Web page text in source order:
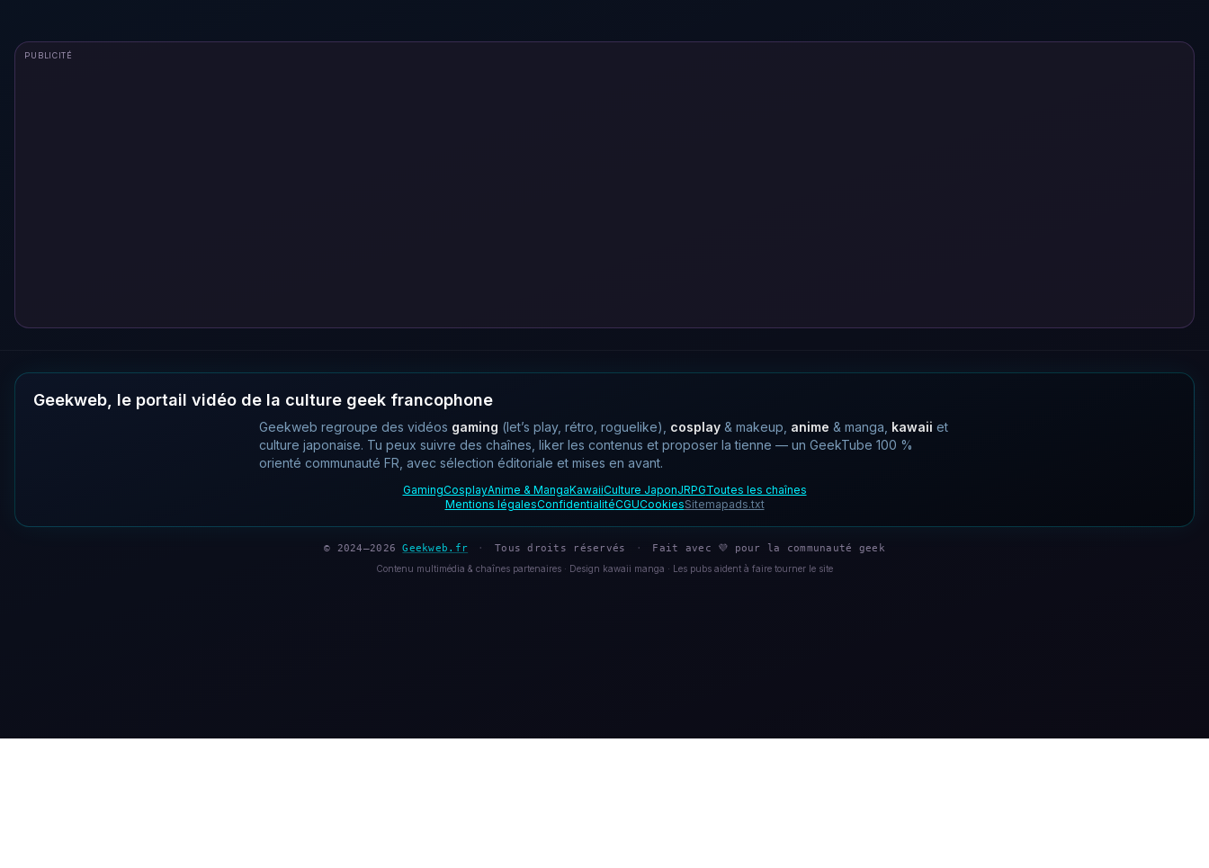
PUBLICITÉ
Geekweb, le portail vidéo de la culture geek francophone
Geekweb regroupe des vidéos gaming (let’s play, rétro, roguelike), cosplay & makeup, anime & manga, kawaii et
culture japonaise. Tu peux suivre des chaînes, liker les contenus et proposer la tienne — un GeekTube 100 %
orienté communauté FR, avec sélection éditoriale et mises en avant.
GamingCosplayAnime & MangaKawaiiCulture JaponJRPGToutes les chaînes
Mentions légalesConfidentialitéCGUCookiesSitemapads.txt
© 2024–2026Geekweb.fr · Tous droits réservés · Fait avec 💜 pour la communauté geek
Contenu multimédia & chaînes partenaires · Design kawaii manga · Les pubs aident à faire tourner le site